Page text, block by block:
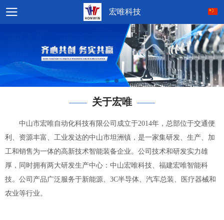
宏唯科技
—— 关于宏唯 ——
中山市宏唯自动化科技有限公司成立于2014年，总部位于交通便
利、资源丰富、工业发达的中山市坦洲镇，是一家集研发、生产、加
工和销售为一体的高新技术智能装备企业。公司技术和研发实力雄
厚，同时拥有两大研发生产中心：中山宏唯科技、福建宏唯智能科
技。公司产品广泛服务于新能源、3C半导体、汽车总装、医疗器械和
农业等行业。